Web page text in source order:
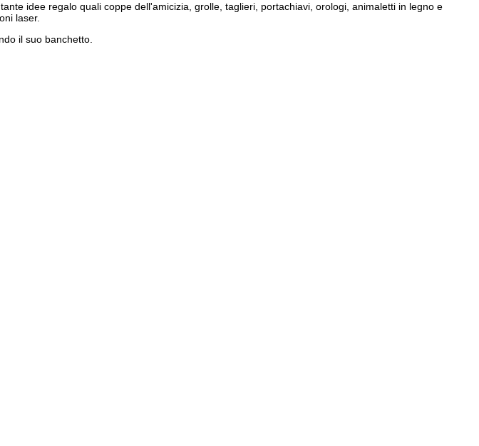
idee regalo quali coppe dell'amicizia, grolle, taglieri, portachiavi, orologi, animaletti in legno e
laser.
il suo banchetto.